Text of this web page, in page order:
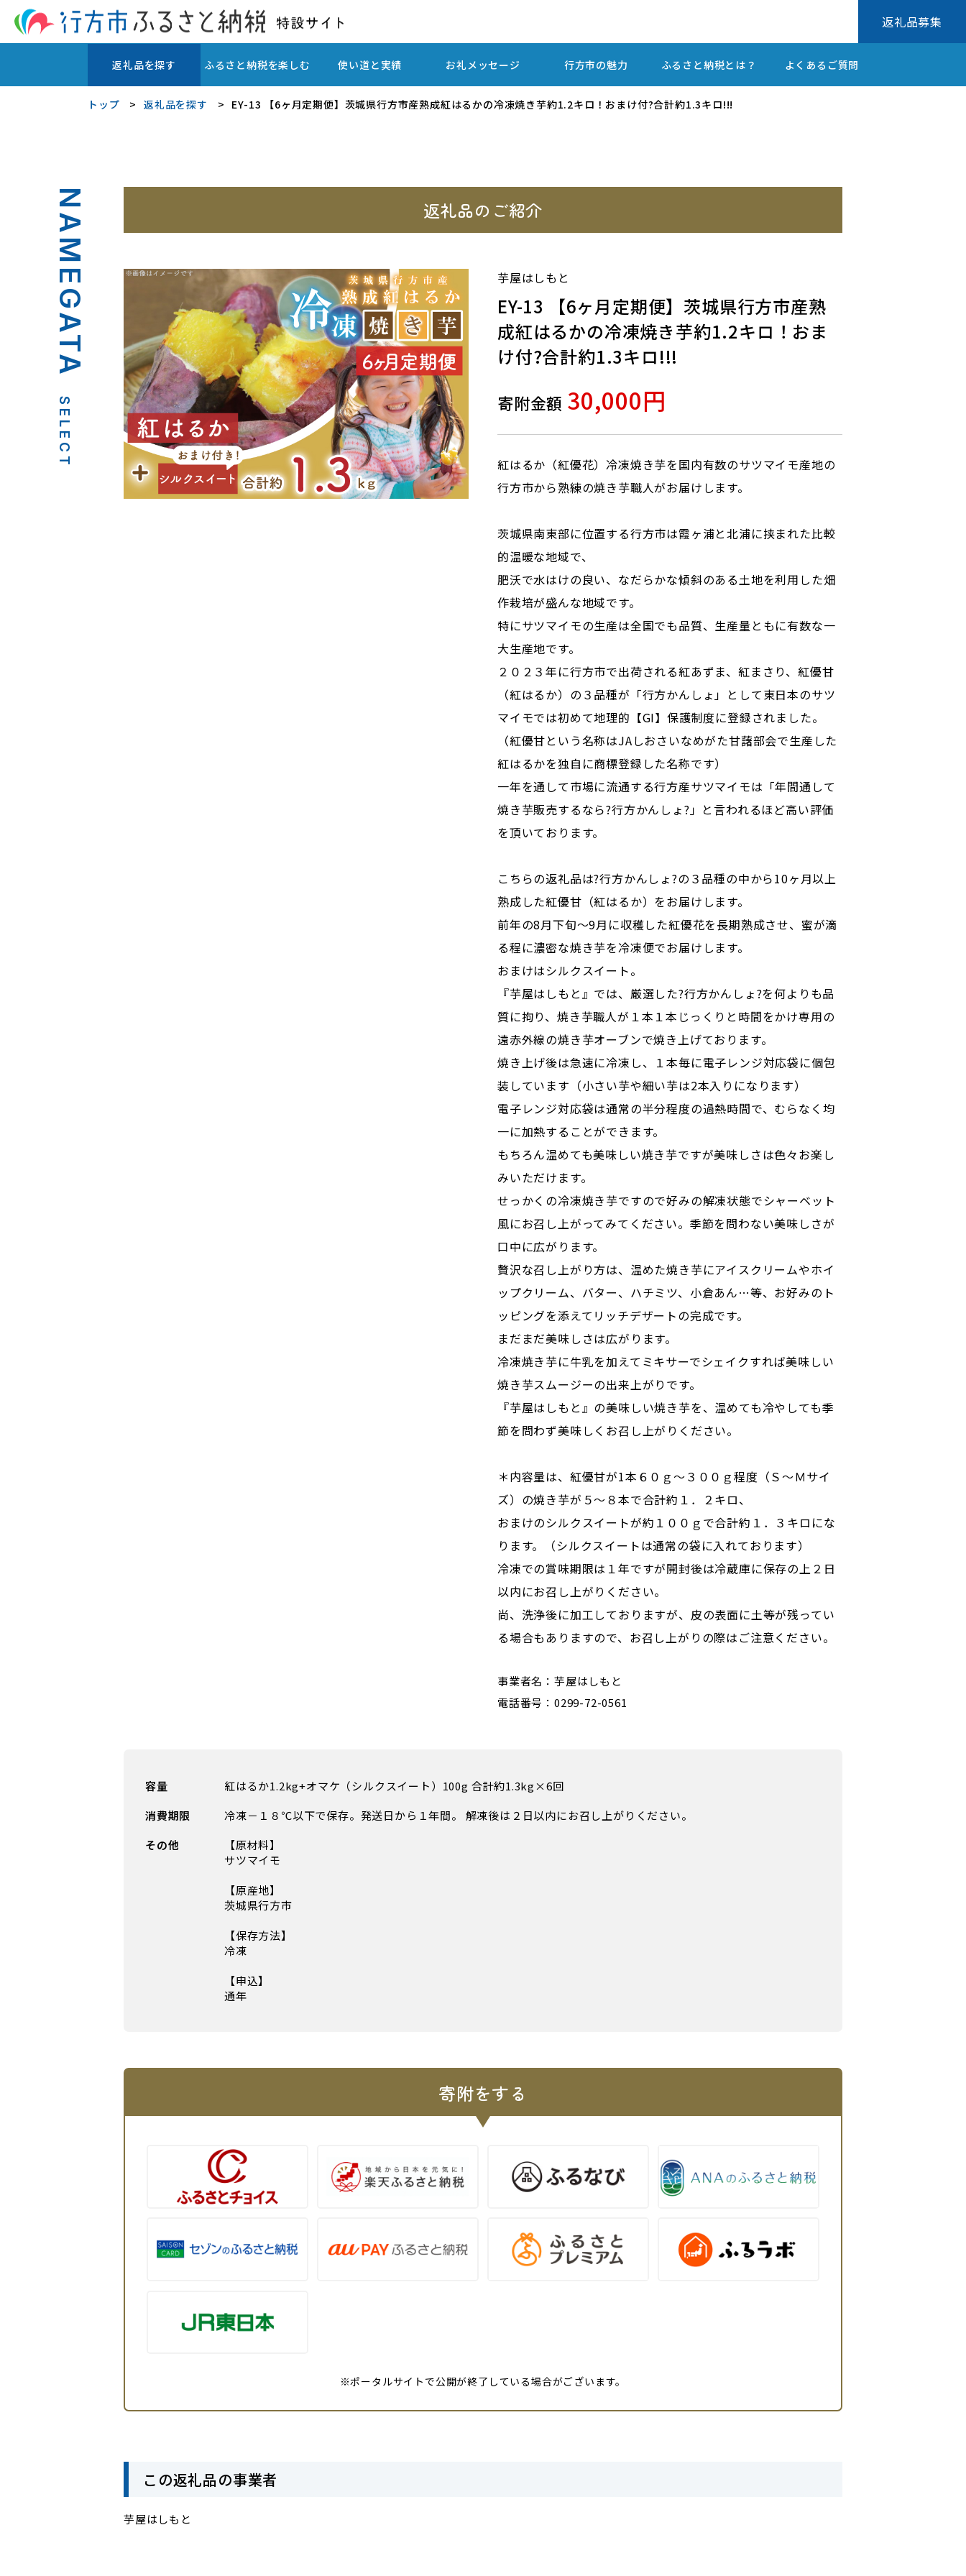
返礼品募集
返礼品を探す ふるさと納税を楽しむ 使い道と実績 お礼メッセージ 行方市の魅力 ふるさと納税とは？ よくあるご質問
トップ 返礼品を探す EY-13 【6ヶ月定期便】茨城県行方市産熟成紅はるかの冷凍焼き芋約1.2キロ！おまけ付?合計約1.3キロ!!!
NAMEGATA
SELECT
返礼品のご紹介
芋屋はしもと
EY-13 【6ヶ月定期便】茨城県行方市産熟
成紅はるかの冷凍焼き芋約1.2キロ！おま
け付?合計約1.3キロ!!!
寄附金額 30,000円
紅はるか（紅優花）冷凍焼き芋を国内有数のサツマイモ産地の
行方市から熟練の焼き芋職人がお届けします。
茨城県南東部に位置する行方市は霞ヶ浦と北浦に挟まれた比較
的温暖な地域で、
肥沃で水はけの良い、なだらかな傾斜のある土地を利用した畑
作栽培が盛んな地域です。
特にサツマイモの生産は全国でも品質、生産量ともに有数な一
大生産地です。
２０２３年に行方市で出荷される紅あずま、紅まさり、紅優甘
（紅はるか）の３品種が「行方かんしょ」として東日本のサツ
マイモでは初めて地理的【GI】保護制度に登録されました。
（紅優甘という名称はJAしおさいなめがた甘藷部会で生産した
紅はるかを独自に商標登録した名称です）
一年を通して市場に流通する行方産サツマイモは「年間通して
焼き芋販売するなら?行方かんしょ?」と言われるほど高い評価
を頂いております。
こちらの返礼品は?行方かんしょ?の３品種の中から10ヶ月以上
熟成した紅優甘（紅はるか）をお届けします。
前年の8月下旬～9月に収穫した紅優花を長期熟成させ、蜜が滴
る程に濃密な焼き芋を冷凍便でお届けします。
おまけはシルクスイート。
『芋屋はしもと』では、厳選した?行方かんしょ?を何よりも品
質に拘り、焼き芋職人が１本１本じっくりと時間をかけ専用の
遠赤外線の焼き芋オーブンで焼き上げております。
焼き上げ後は急速に冷凍し、１本毎に電子レンジ対応袋に個包
装しています（小さい芋や細い芋は2本入りになります）
電子レンジ対応袋は通常の半分程度の過熱時間で、むらなく均
一に加熱することができます。
もちろん温めても美味しい焼き芋ですが美味しさは色々お楽し
みいただけます。
せっかくの冷凍焼き芋ですので好みの解凍状態でシャーベット
風にお召し上がってみてください。季節を問わない美味しさが
口中に広がります。
贅沢な召し上がり方は、温めた焼き芋にアイスクリームやホイ
ップクリーム、バター、ハチミツ、小倉あん…等、お好みのト
ッピングを添えてリッチデザートの完成です。
まだまだ美味しさは広がります。
冷凍焼き芋に牛乳を加えてミキサーでシェイクすれば美味しい
焼き芋スムージーの出来上がりです。
『芋屋はしもと』の美味しい焼き芋を、温めても冷やしても季
節を問わず美味しくお召し上がりください。
＊内容量は、紅優甘が1本６０ｇ～３００ｇ程度（Ｓ～Ｍサイ
ズ）の焼き芋が５～８本で合計約１．２キロ、
おまけのシルクスイートが約１００ｇで合計約１．３キロにな
ります。（シルクスイートは通常の袋に入れております）
冷凍での賞味期限は１年ですが開封後は冷蔵庫に保存の上２日
以内にお召し上がりください。
尚、洗浄後に加工しておりますが、皮の表面に土等が残ってい
る場合もありますので、お召し上がりの際はご注意ください。
事業者名：芋屋はしもと
電話番号：0299-72-0561
容量
紅はるか1.2kg+オマケ（シルクスイート）100g 合計約1.3kg×6回
消費期限
冷凍－１８℃以下で保存。発送日から１年間。 解凍後は２日以内にお召し上がりください。
その他
【原材料】
サツマイモ
【原産地】
茨城県行方市
【保存方法】
冷凍
【申込】
通年
寄附をする
※ポータルサイトで公開が終了している場合がございます。
この返礼品の事業者
芋屋はしもと